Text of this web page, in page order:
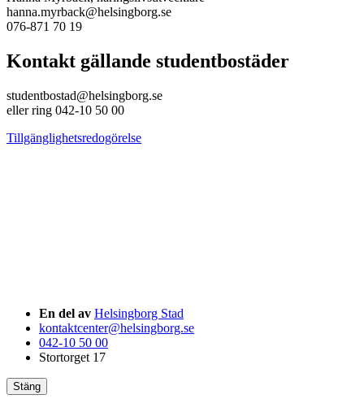
hanna.myrback@helsingborg.se
076-871 70 19
Kontakt gällande studentbostäder
studentbostad@helsingborg.se
eller ring 042-10 50 00
Tillgänglighetsredogörelse
En del av Helsingborg Stad
kontaktcenter@helsingborg.se
042-10 50 00
Stortorget 17
Stäng